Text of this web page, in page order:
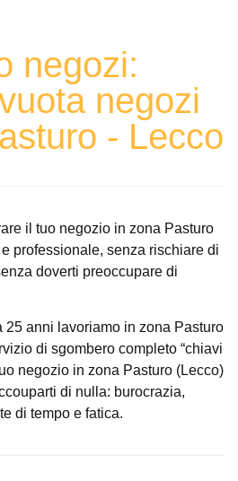
negozi:
negozi
- Lecco
il tuo negozio in zona Pasturo
professionale, senza rischiare di
doverti preoccupare di
25 anni lavoriamo in zona Pasturo
di sgombero completo “chiavi
negozio in zona Pasturo (Lecco)
di nulla: burocrazia,
di tempo e fatica.